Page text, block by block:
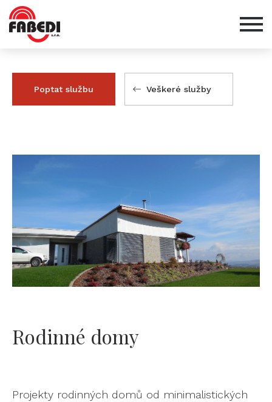
Poptat službu Veškeré služby
Rodinné domy
Projekty rodinných domů od minimalistických